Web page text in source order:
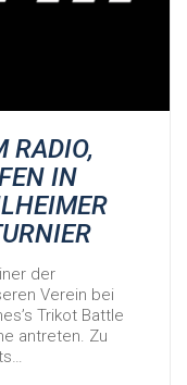
RADIO,
IN
der
Verein bei
Trikot Battle
antreten. Zu